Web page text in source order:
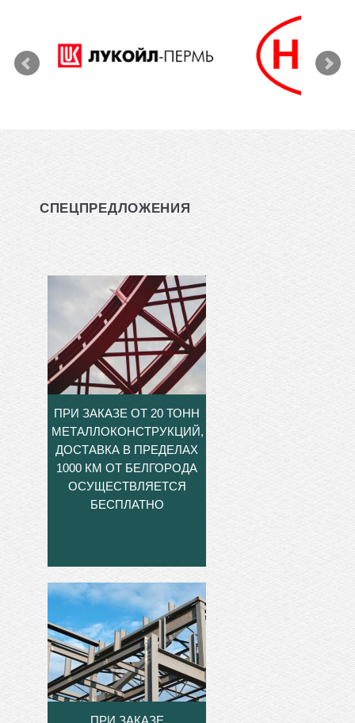
СПЕЦПРЕДЛОЖЕНИЯ
ПРИ ЗАКАЗЕ ОТ 20 ТОНН
МЕТАЛЛОКОНСТРУКЦИЙ,
ДОСТАВКА В ПРЕДЕЛАХ
1000 КМ ОТ БЕЛГОРОДА
ОСУЩЕСТВЛЯЕТСЯ
БЕСПЛАТНО